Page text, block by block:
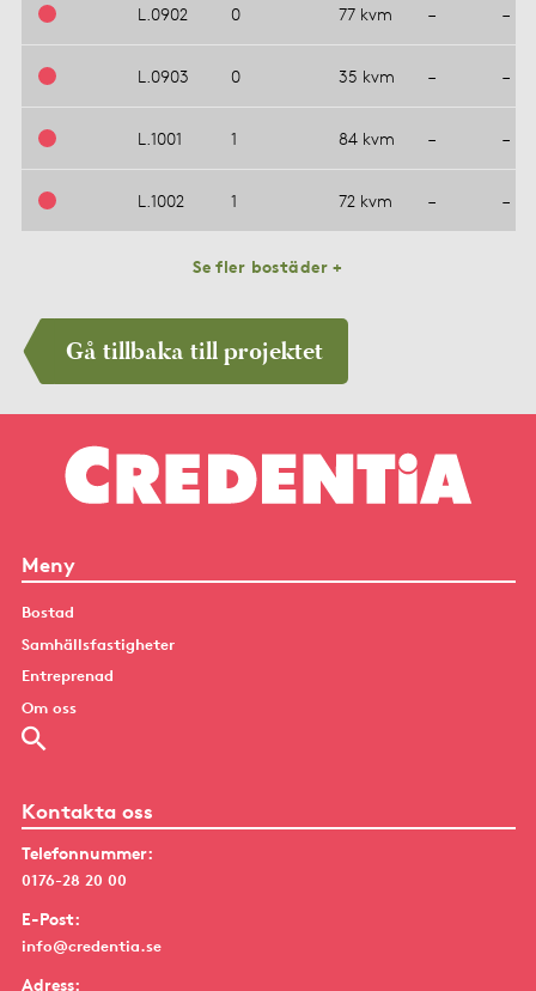
L.0902 0 77 kvm – –
L.0903 0 35 kvm – –
L.1001 1 84 kvm – –
L.1002 1 72 kvm – –
Se fler bostäder +
Gå tillbaka till projektet
Meny
Bostad
Samhällsfastigheter
Entreprenad
Om oss
Kontakta oss
Telefonnummer:
0176-28 20 00
E-Post:
info@credentia.se
Adress: